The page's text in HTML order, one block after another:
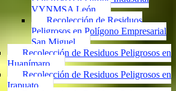
VYNMSA León
Recolección de Residuos
Peligrosos en Polígono Empresarial
San Miguel
Recolección de Residuos Peligrosos en
Huanímaro
Recolección de Residuos Peligrosos en
Irapuato